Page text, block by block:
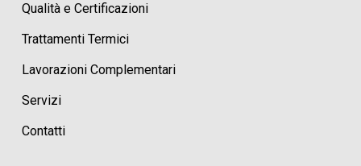
Qualità e Certificazioni
Trattamenti Termici
Lavorazioni Complementari
Servizi
Contatti